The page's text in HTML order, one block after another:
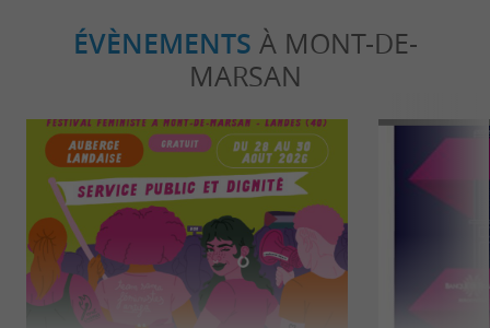
ÉVÈNEMENTS À MONT-DE-
MARSAN